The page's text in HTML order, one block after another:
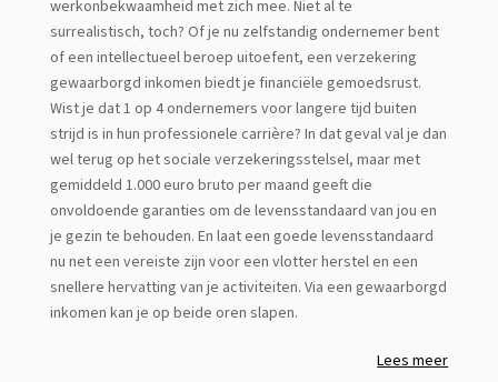
werkonbekwaamheid met zich mee. Niet al te
surrealistisch, toch? Of je nu zelfstandig ondernemer bent
of een intellectueel beroep uitoefent, een verzekering
gewaarborgd inkomen biedt je financiële gemoedsrust.
Wist je dat 1 op 4 ondernemers voor langere tijd buiten
strijd is in hun professionele carrière? In dat geval val je dan
wel terug op het sociale verzekeringsstelsel, maar met
gemiddeld 1.000 euro bruto per maand geeft die
onvoldoende garanties om de levensstandaard van jou en
je gezin te behouden. En laat een goede levensstandaard
nu net een vereiste zijn voor een vlotter herstel en een
snellere hervatting van je activiteiten. Via een gewaarborgd
inkomen kan je op beide oren slapen.
Lees meer